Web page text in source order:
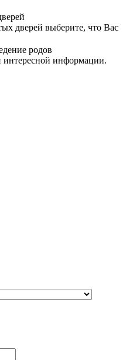
дверей выберите, что Вас
родов
интересной информации.